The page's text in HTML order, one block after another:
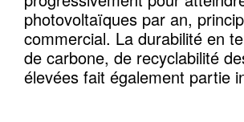
photovoltaïques par an,
commercial. La durabilité en
de carbone, de recyclabilité
élevées fait également partie